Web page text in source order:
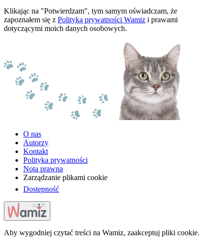
Klikając na "Potwierdzam", tym samym oświadczam, że
zapoznałem się z Polityką prywatności Wamiz i prawami
dotyczącymi moich danych osobowych.
O nas
Autorzy
Kontakt
Polityka prywatności
Nota prawna
Zarządzanie plikami cookie
Dostępność
Aby wygodniej czytać treści na Wamiz, zaakceptuj pliki cookie.